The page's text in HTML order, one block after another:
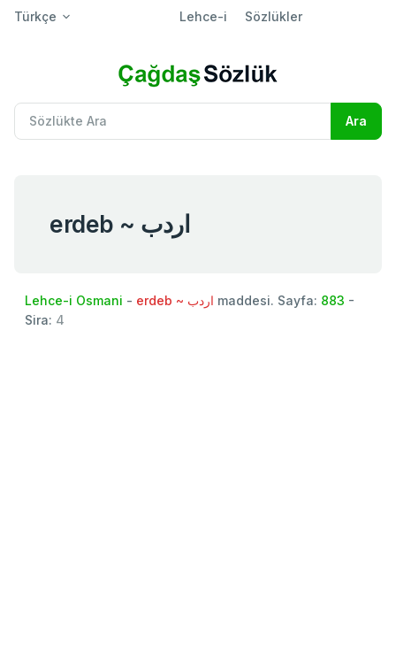
Türkçe Lehce-i Sözlükler
erdeb ~ اردب
Lehce-i Osmani - erdeb ~ اردب maddesi. Sayfa: 883 -
Sira: 4